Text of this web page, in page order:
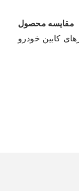
مقایسه محصول